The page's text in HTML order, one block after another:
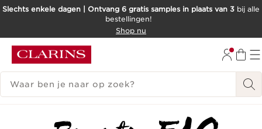
DOORGAAN NAAR INHOUD
Slechts enkele dagen | Ontvang 6 gratis samples in plaats van 3 bij alle
bestellingen!
Shop nu
ZOEKGESCHIEDENIS